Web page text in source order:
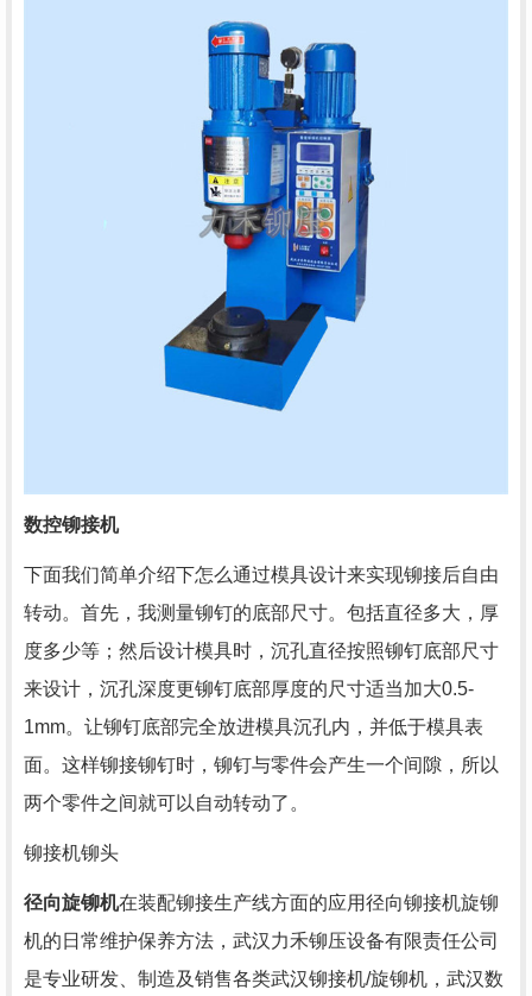
数控铆接机
下面我们简单介绍下怎么通过模具设计来实现铆接后自由
转动。首先，我测量铆钉的底部尺寸。包括直径多大，厚
度多少等；然后设计模具时，沉孔直径按照铆钉底部尺寸
来设计，沉孔深度更铆钉底部厚度的尺寸适当加大0.5-
1mm。让铆钉底部完全放进模具沉孔内，并低于模具表
面。这样铆接铆钉时，铆钉与零件会产生一个间隙，所以
两个零件之间就可以自动转动了。
铆接机铆头
径向旋铆机在装配铆接生产线方面的应用径向铆接机旋铆
机的日常维护保养方法， 武汉力禾铆压设备有限责任公司
是专业研发、制造及销售各类武汉铆接机/旋铆机，武汉数